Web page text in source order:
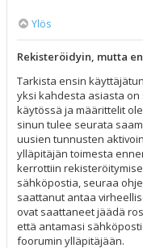
Ylös
Rekisteröidyin, mutta
Tarkista ensin
yksi kahdesta asiasta on
käytössä ja määrittelit
sinun tulee seurata
uusien tunnusten
ylläpitäjän toimesta
kerrottiin
sähköpostia, seuraa
saattanut antaa
ovat saattaneet jäädä
että antamasi
foorumin ylläpitäjään.